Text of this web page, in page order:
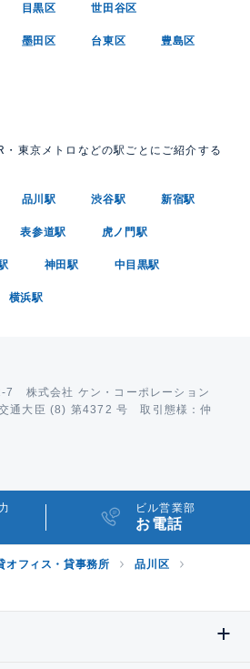
目黒区 世田谷区
墨田区 台東区 豊島区
東京メトロなどの駅ごとにご紹介する
品川駅 渋谷駅 新宿駅
表参道駅 虎ノ門駅
神田駅 中目黒駅
横浜駅
7 株式会社 ケン・コーポレーション
通大臣 (8) 第4372 号 取引態様：仲
ビル営業部
お電話
オフィス・貸事務所 品川区